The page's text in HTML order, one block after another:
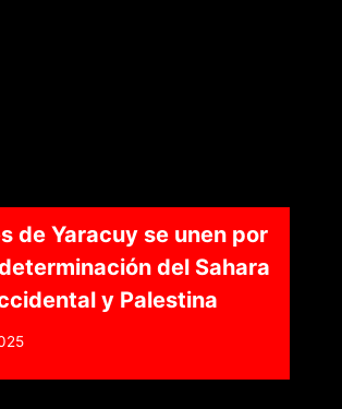
de Yaracuy se unen por
del Sahara
y Palestina